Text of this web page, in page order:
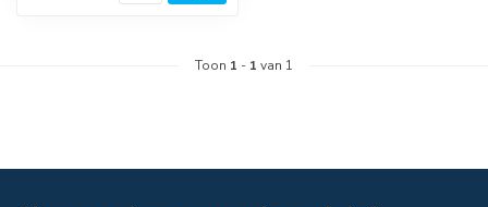
Toon 1 - 1 van 1